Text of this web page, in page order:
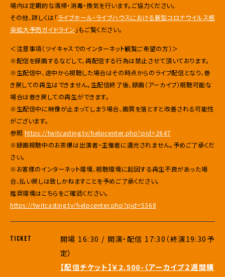
場内は定期的な清掃・消毒・換気を行います。ご協力ください。
その他、詳しくは「ライブホール・ライブハウスにおける新型コロナウイルス感
染拡大予防ガイドライン 」もご覧ください。
＜注意事項（ツイキャスでのインターネット観覧ご希望の方）＞
※配信を録画するなどして、再配信する行為は禁止させて頂いております。
※生配信中、途中から視聴した場合はその時点からのライブ配信となり、巻
き戻しての再生はできません。生配信終了後、録画（アーカイブ）視聴可能な
場合は巻き戻しての再生ができます。
※生配信中に映像が止まってしまう場合、画質を落とすと改善される可能性
がございます。
参照 https://twitcasting.tv/helpcenter.php?pid=2647
※録画視聴中のお茶爆は出演者・主催者に還元されません。 予めご了承くだ
さい。
※お客様のインターネット環境、視聴環境に起因する再生不良があった場
合、払い戻しは致しかねますことを予めご了承ください。
推奨環境はこちらをご確認ください。
https://twitcasting.tv/helpcenter.php?pid=5368
TICKET
開場 16:30 / 開演・配信 17:30（終演19:30予
定）
【配信チケット】￥2,500-（アーカイブ２週間購